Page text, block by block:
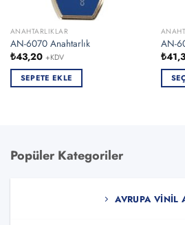
ANAHTARLIKLAR
AN-6070 Anahtarlık
₺43,20 +KDV
SEPETE EKLE
AN-
₺
ürün
Popüler Kategoriler
AVRUPA VINIL